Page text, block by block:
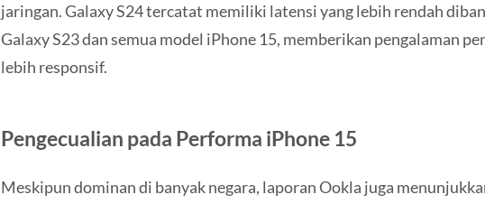
jaringan. Galaxy S24 tercatat memiliki latensi yang lebih rendah
Galaxy S23 dan semua model iPhone 15, memberikan pengalaman
lebih responsif.
Pengecualian pada Performa iPhone 15
Meskipun dominan di banyak negara, laporan Ookla juga